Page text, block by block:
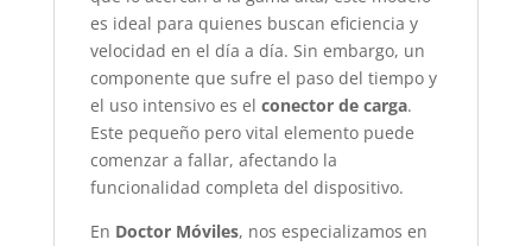
es ideal para quienes buscan eficiencia y
velocidad en el día a día. Sin embargo, un
componente que sufre el paso del tiempo y
el uso intensivo es el conector de carga.
Este pequeño pero vital elemento puede
comenzar a fallar, afectando la
funcionalidad completa del dispositivo.
En Doctor Móviles, nos especializamos en